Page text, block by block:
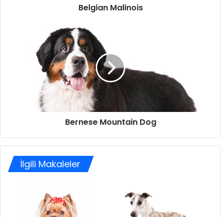
Belgian Malinois
Bernese Mountain Dog
İlgili Makaleler